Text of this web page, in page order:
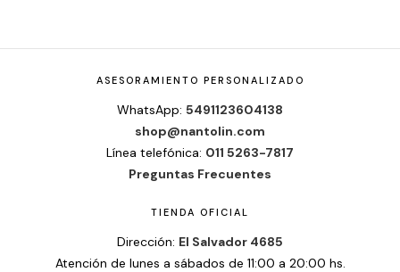
ASESORAMIENTO PERSONALIZADO
WhatsApp: 5491123604138
shop@nantolin.com
Línea telefónica: 011 5263-7817
Preguntas Frecuentes
TIENDA OFICIAL
Dirección: El Salvador 4685
Atención de lunes a sábados de 11:00 a 20:00 hs.